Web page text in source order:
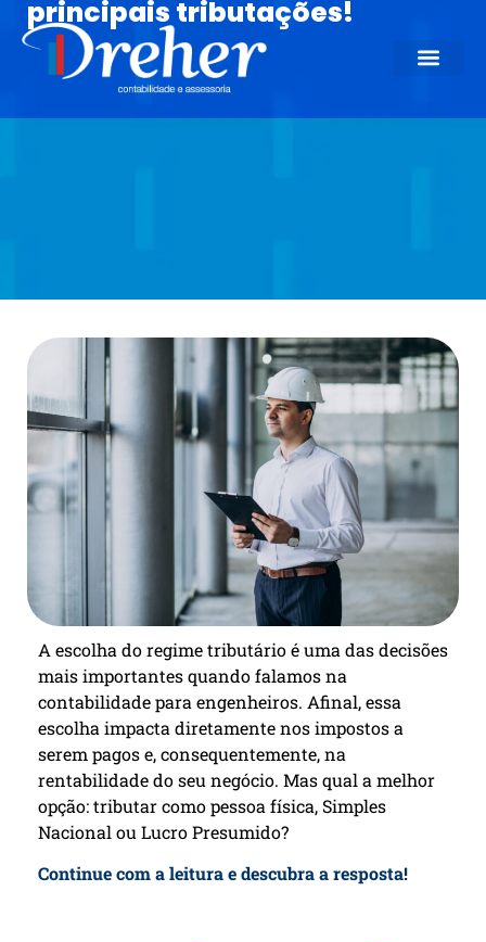
principais tributações!
A escolha do regime tributário é uma das decisões
mais importantes quando falamos na
contabilidade para engenheiros. Afinal, essa
escolha impacta diretamente nos impostos a
serem pagos e, consequentemente, na
rentabilidade do seu negócio. Mas qual a melhor
opção: tributar como pessoa física, Simples
Nacional ou Lucro Presumido?
Continue com a leitura e descubra a resposta!